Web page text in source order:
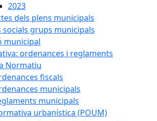
2023
dels plens municipals
socials grups municipals
municipal
ordenances i reglaments
Normatiu
fiscals
municipals
municipals
urbanística (POUM)